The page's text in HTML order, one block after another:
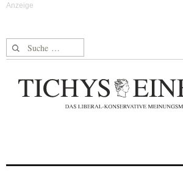
Suche nach: